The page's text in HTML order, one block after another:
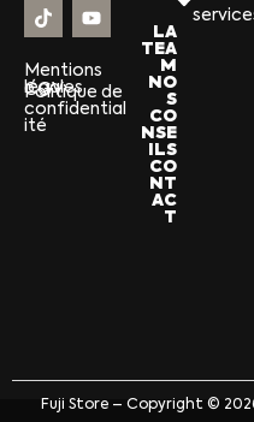
Mentions
légales
CGV
Politique de
confidential
ité
LA
TEA
M
NO
S
CO
NSE
ILS
CO
NT
AC
T
Fuji Store – Copyright ©